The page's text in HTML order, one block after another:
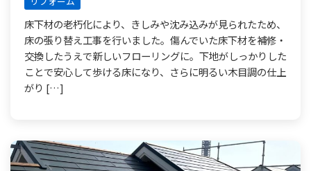
床下材の老朽化により、きしみや沈み込みが見られたため、
床の張り替え工事を行いました。傷んでいた床下材を補修・
交換したうえで新しいフローリングに。下地がしっかりした
ことで安心して歩ける床になり、さらに明るい木目調の仕上
がり […]